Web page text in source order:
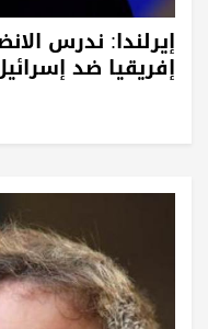
إيرلندا: ندرس
إفريقيا ضد